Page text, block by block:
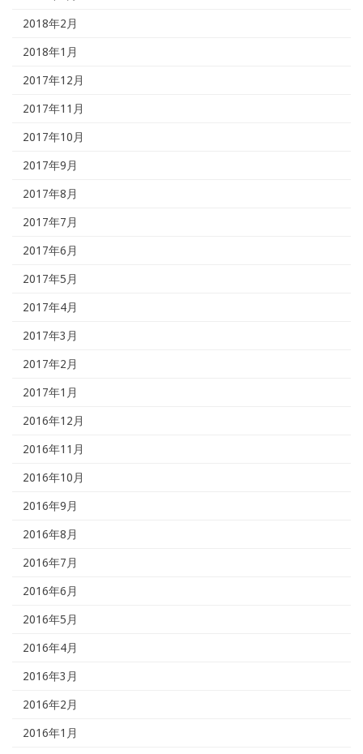
2018年2月
2018年1月
2017年12月
2017年11月
2017年10月
2017年9月
2017年8月
2017年7月
2017年6月
2017年5月
2017年4月
2017年3月
2017年2月
2017年1月
2016年12月
2016年11月
2016年10月
2016年9月
2016年8月
2016年7月
2016年6月
2016年5月
2016年4月
2016年3月
2016年2月
2016年1月